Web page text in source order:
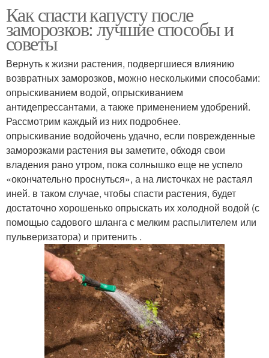
Как спасти капусту после
заморозков: лучшие способы и
советы
Вернуть к жизни растения, подвергшиеся влиянию
возвратных заморозков, можно несколькими способами:
опрыскиванием водой, опрыскиванием
антидепрессантами, а также применением удобрений.
Рассмотрим каждый из них подробнее.
опрыскивание водойочень удачно, если поврежденные
заморозками растения вы заметите, обходя свои
владения рано утром, пока солнышко еще не успело
«окончательно проснуться», а на листочках не растаял
иней. в таком случае, чтобы спасти растения, будет
достаточно хорошенько опрыскать их холодной водой (с
помощью садового шланга с мелким распылителем или
пульверизатора) и притенить .